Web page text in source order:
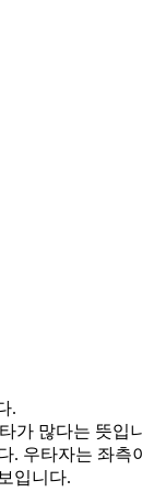
.
가 많다는 뜻입
. 우타자는 좌
입니다.